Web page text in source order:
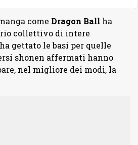
come Dragon Ball ha
collettivo di intere
gettato le basi per quelle
shonen affermati hanno
nel migliore dei modi, la